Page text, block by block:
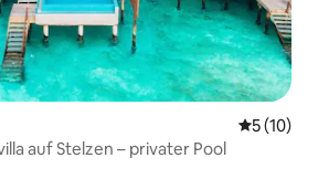
5 (10)
auf Stelzen – privater Pool